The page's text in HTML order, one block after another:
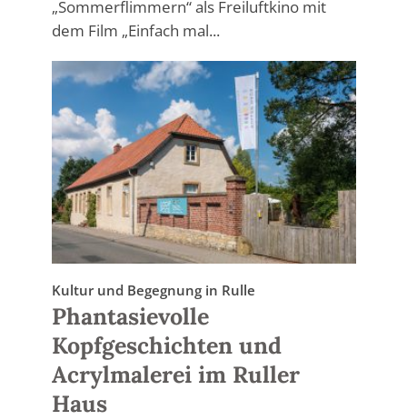
„Sommerflimmern“ als Freiluftkino mit
dem Film „Einfach mal...
Kultur und Begegnung in Rulle
Phantasievolle
Kopfgeschichten und
Acrylmalerei im Ruller
Haus